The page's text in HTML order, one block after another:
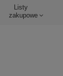
Listy
zakupowe